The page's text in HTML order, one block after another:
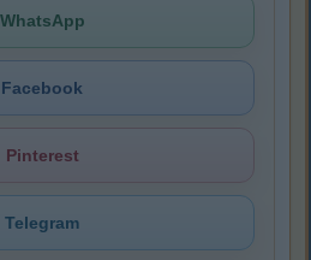
WhatsApp
Facebook
Pinterest
Telegram